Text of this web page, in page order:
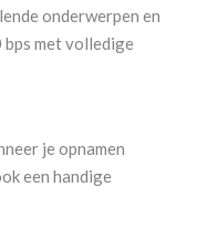
onderwerpen en
met volledige
je opnamen
een handige